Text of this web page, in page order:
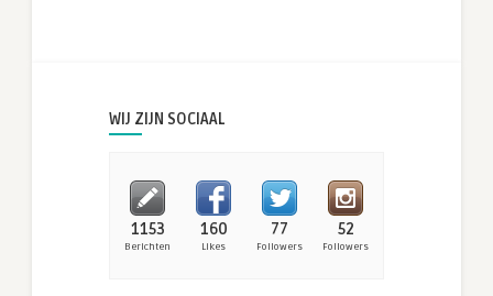
WIJ ZIJN SOCIAAL
1153
Berichten
160
Likes
77
Followers
52
Followers